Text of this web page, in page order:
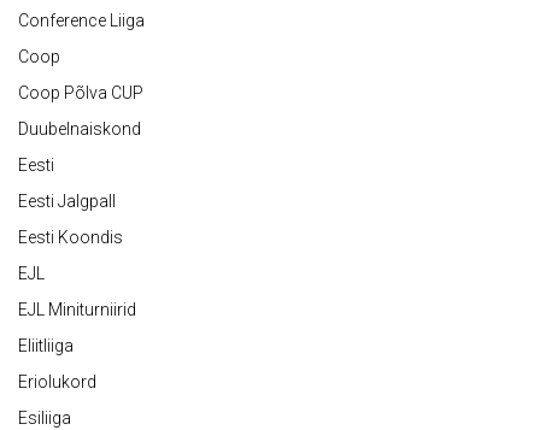
Conference Liiga
Coop
Coop Põlva CUP
Duubelnaiskond
Eesti
Eesti Jalgpall
Eesti Koondis
EJL
EJL Miniturniirid
Eliitliiga
Eriolukord
Esiliiga